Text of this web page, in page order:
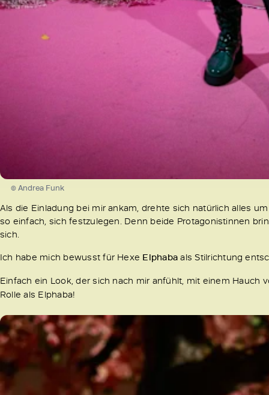
© Andrea Funk
Als die Einladung bei mir ankam, drehte sich natürlich alles
so einfach, sich festzulegen. Denn beide Protagonistinnen
sich.
Ich habe mich bewusst für Hexe Elphaba als Stilrichtung
Einfach ein Look, der sich nach mir anfühlt, mit einem Hauch
Rolle als Elphaba!